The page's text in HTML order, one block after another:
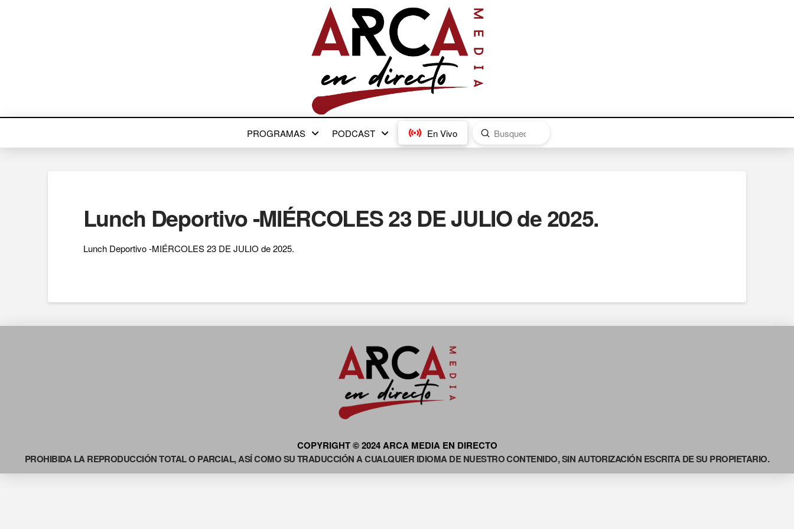
PROGRAMAS PODCAST En Vivo
Search
Submit
Lunch Deportivo -MIÉRCOLES 23 DE JULIO de 2025.
Lunch Deportivo -MIÉRCOLES 23 DE JULIO de 2025.
COPYRIGHT © 2024 ARCA MEDIA EN DIRECTO
PROHIBIDA LA REPRODUCCIÓN TOTAL O PARCIAL, ASÍ COMO SU TRADUCCIÓN A CUALQUIER IDIOMA DE NUESTRO CONTENIDO, SIN AUTORIZACIÓN ESCRITA DE SU PROPIETARIO.